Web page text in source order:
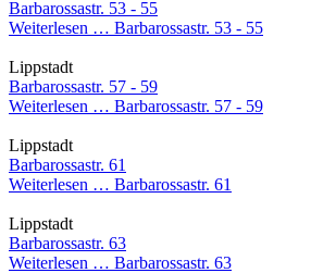
Barbarossastr. 53 - 55
Weiterlesen … Barbarossastr. 53 - 55
Lippstadt
Barbarossastr. 57 - 59
Weiterlesen … Barbarossastr. 57 - 59
Lippstadt
Barbarossastr. 61
Weiterlesen … Barbarossastr. 61
Lippstadt
Barbarossastr. 63
Weiterlesen … Barbarossastr. 63